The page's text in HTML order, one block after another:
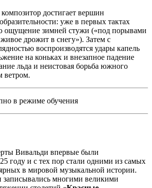
достигает вершин
уже в первых тактах
ощущение зимней стужи («под порывами
живое дрожит в снегу»). Затем с
воспроизводятся удары капель
на коньках и внезапное падение
льда и неистовая борьба южного
ветром.
в режиме обучения
Вивальди впервые были
году и с тех пор стали одними из самых
в мировой музыкальной истории.
многими великими